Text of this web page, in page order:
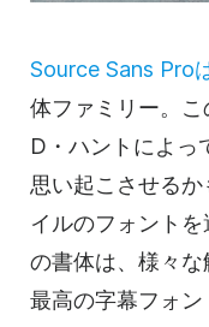
Source Sans Pro
体ファミリー。こ
D・ハントによっ
思い起こさせる
イルのフォント
の書体は、様々な
最高の字幕フォン